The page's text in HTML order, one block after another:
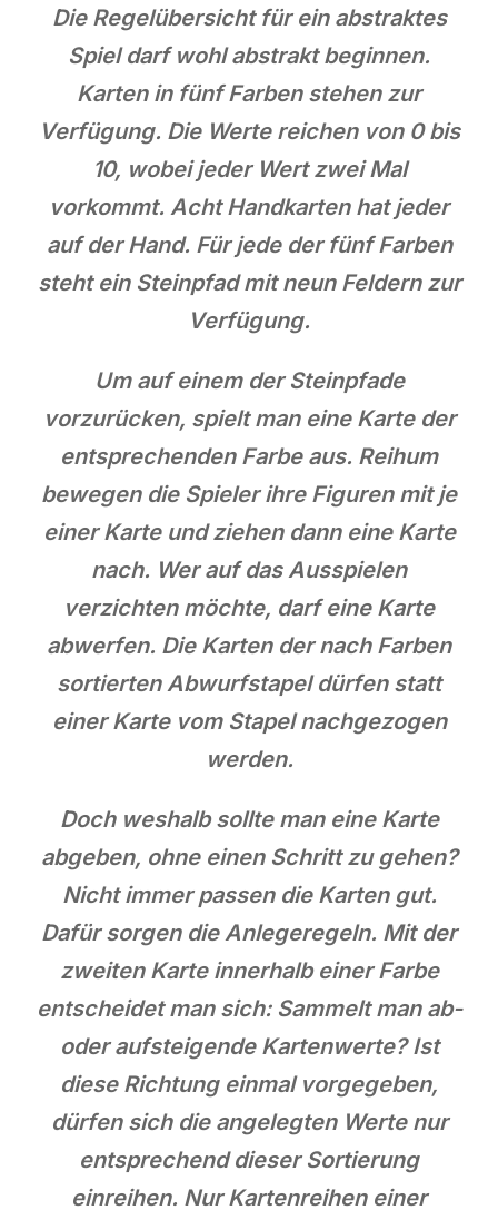
Die Regelübersicht für ein abstraktes
Spiel darf wohl abstrakt beginnen.
Karten in fünf Farben stehen zur
Verfügung. Die Werte reichen von 0 bis
10, wobei jeder Wert zwei Mal
vorkommt. Acht Handkarten hat jeder
auf der Hand. Für jede der fünf Farben
steht ein Steinpfad mit neun Feldern zur
Verfügung.
Um auf einem der Steinpfade
vorzurücken, spielt man eine Karte der
entsprechenden Farbe aus. Reihum
bewegen die Spieler ihre Figuren mit je
einer Karte und ziehen dann eine Karte
nach. Wer auf das Ausspielen
verzichten möchte, darf eine Karte
abwerfen. Die Karten der nach Farben
sortierten Abwurfstapel dürfen statt
einer Karte vom Stapel nachgezogen
werden.
Doch weshalb sollte man eine Karte
abgeben, ohne einen Schritt zu gehen?
Nicht immer passen die Karten gut.
Dafür sorgen die Anlegeregeln. Mit der
zweiten Karte innerhalb einer Farbe
entscheidet man sich: Sammelt man ab-
oder aufsteigende Kartenwerte? Ist
diese Richtung einmal vorgegeben,
dürfen sich die angelegten Werte nur
entsprechend dieser Sortierung
einreihen. Nur Kartenreihen einer